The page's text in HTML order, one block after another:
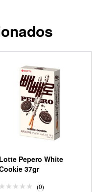
Lotte Pepero White
37gr
(0)